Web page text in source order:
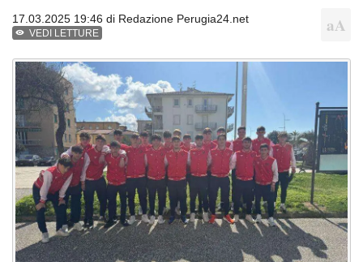
17.03.2025 19:46 di Redazione Perugia24.net
VEDI LETTURE